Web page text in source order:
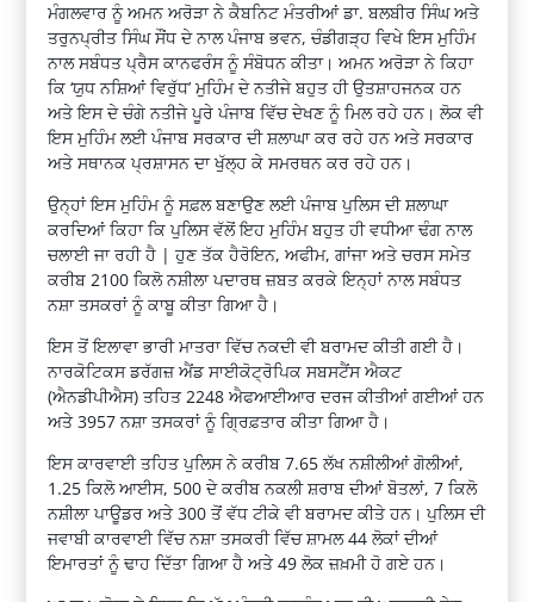
ਮੰਗਲਵਾਰ ਨੂੰ ਅਮਨ ਅਰੋੜਾ ਨੇ ਕੈਬਨਿਟ ਮੰਤਰੀਆਂ ਡਾ. ਬਲਬੀਰ ਸਿੰਘ ਅਤੇ
ਤਰੁਨਪ੍ਰੀਤ ਸਿੰਘ ਸੌਂਧ ਦੇ ਨਾਲ ਪੰਜਾਬ ਭਵਨ, ਚੰਡੀਗੜ੍ਹ ਵਿਖੇ ਇਸ ਮੁਹਿੰਮ
ਨਾਲ ਸਬੰਧਤ ਪ੍ਰੈਸ ਕਾਨਫਰੰਸ ਨੂੰ ਸੰਬੋਧਨ ਕੀਤਾ। ਅਮਨ ਅਰੋੜਾ ਨੇ ਕਿਹਾ
ਕਿ ‘ਯੁਧ ਨਸ਼ਿਆਂ ਵਿਰੁੱਧ’ ਮੁਹਿੰਮ ਦੇ ਨਤੀਜੇ ਬਹੁਤ ਹੀ ਉਤਸ਼ਾਹਜਨਕ ਹਨ
ਅਤੇ ਇਸ ਦੇ ਚੰਗੇ ਨਤੀਜੇ ਪੂਰੇ ਪੰਜਾਬ ਵਿੱਚ ਦੇਖਣ ਨੂੰ ਮਿਲ ਰਹੇ ਹਨ। ਲੋਕ ਵੀ
ਇਸ ਮੁਹਿੰਮ ਲਈ ਪੰਜਾਬ ਸਰਕਾਰ ਦੀ ਸ਼ਲਾਘਾ ਕਰ ਰਹੇ ਹਨ ਅਤੇ ਸਰਕਾਰ
ਅਤੇ ਸਥਾਨਕ ਪ੍ਰਸ਼ਾਸਨ ਦਾ ਖੁੱਲ੍ਹ ਕੇ ਸਮਰਥਨ ਕਰ ਰਹੇ ਹਨ।
ਉਨ੍ਹਾਂ ਇਸ ਮੁਹਿੰਮ ਨੂੰ ਸਫ਼ਲ ਬਣਾਉਣ ਲਈ ਪੰਜਾਬ ਪੁਲਿਸ ਦੀ ਸ਼ਲਾਘਾ
ਕਰਦਿਆਂ ਕਿਹਾ ਕਿ ਪੁਲਿਸ ਵੱਲੋਂ ਇਹ ਮੁਹਿੰਮ ਬਹੁਤ ਹੀ ਵਧੀਆ ਢੰਗ ਨਾਲ
ਚਲਾਈ ਜਾ ਰਹੀ ਹੈ | ਹੁਣ ਤੱਕ ਹੈਰੋਇਨ, ਅਫੀਮ, ਗਾਂਜਾ ਅਤੇ ਚਰਸ ਸਮੇਤ
ਕਰੀਬ 2100 ਕਿਲੋ ਨਸ਼ੀਲਾ ਪਦਾਰਥ ਜ਼ਬਤ ਕਰਕੇ ਇਨ੍ਹਾਂ ਨਾਲ ਸਬੰਧਤ
ਨਸ਼ਾ ਤਸਕਰਾਂ ਨੂੰ ਕਾਬੂ ਕੀਤਾ ਗਿਆ ਹੈ।
ਇਸ ਤੋਂ ਇਲਾਵਾ ਭਾਰੀ ਮਾਤਰਾ ਵਿੱਚ ਨਕਦੀ ਵੀ ਬਰਾਮਦ ਕੀਤੀ ਗਈ ਹੈ।
ਨਾਰਕੋਟਿਕਸ ਡਰੱਗਜ਼ ਐਂਡ ਸਾਈਕੋਟ੍ਰੋਪਿਕ ਸਬਸਟੈਂਸ ਐਕਟ
(ਐਨਡੀਪੀਐਸ) ਤਹਿਤ 2248 ਐਫਆਈਆਰ ਦਰਜ ਕੀਤੀਆਂ ਗਈਆਂ ਹਨ
ਅਤੇ 3957 ਨਸ਼ਾ ਤਸਕਰਾਂ ਨੂੰ ਗ੍ਰਿਫ਼ਤਾਰ ਕੀਤਾ ਗਿਆ ਹੈ।
ਇਸ ਕਾਰਵਾਈ ਤਹਿਤ ਪੁਲਿਸ ਨੇ ਕਰੀਬ 7.65 ਲੱਖ ਨਸ਼ੀਲੀਆਂ ਗੋਲੀਆਂ,
1.25 ਕਿਲੋ ਆਈਸ, 500 ਦੇ ਕਰੀਬ ਨਕਲੀ ਸ਼ਰਾਬ ਦੀਆਂ ਬੋਤਲਾਂ, 7 ਕਿਲੋ
ਨਸ਼ੀਲਾ ਪਾਊਡਰ ਅਤੇ 300 ਤੋਂ ਵੱਧ ਟੀਕੇ ਵੀ ਬਰਾਮਦ ਕੀਤੇ ਹਨ। ਪੁਲਿਸ ਦੀ
ਜਵਾਬੀ ਕਾਰਵਾਈ ਵਿੱਚ ਨਸ਼ਾ ਤਸਕਰੀ ਵਿੱਚ ਸ਼ਾਮਲ 44 ਲੋਕਾਂ ਦੀਆਂ
ਇਮਾਰਤਾਂ ਨੂੰ ਢਾਹ ਦਿੱਤਾ ਗਿਆ ਹੈ ਅਤੇ 49 ਲੋਕ ਜ਼ਖ਼ਮੀ ਹੋ ਗਏ ਹਨ।